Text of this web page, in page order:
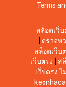
Terms
สล็อตเว็บ
ตรวจห
สล็อตเว็บ
เว็บตรง
ส
เว็บตรง ไ